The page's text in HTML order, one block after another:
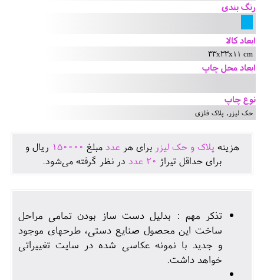
رنگ بندی
ابعاد کالا
33x33x11 cm
ابعاد محل چاپ
نوع چاپ
حک لیزر, پلاک فلزی
هزينه پلاک و حک لیزر برای هرعدد مبلغ 150000 ريال و
برای حداقل تيراژ 20 عدد در نظر گرفته می‌شود.
تذکر مهم : بدلیل دست ساز بودن تمامی مراحل
ساخت این محصول صنایع دستی، طرحهای موجود
و جدید با نمونه عکاسی شده در سایت تغییراتی
خواهد داشت.